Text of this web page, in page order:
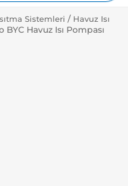
Child
Sistemleri / Havuz Isı
Havuz Isı Pompası